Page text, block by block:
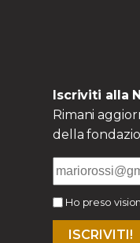
Iscriviti alla
Rimani
della
Ho preso